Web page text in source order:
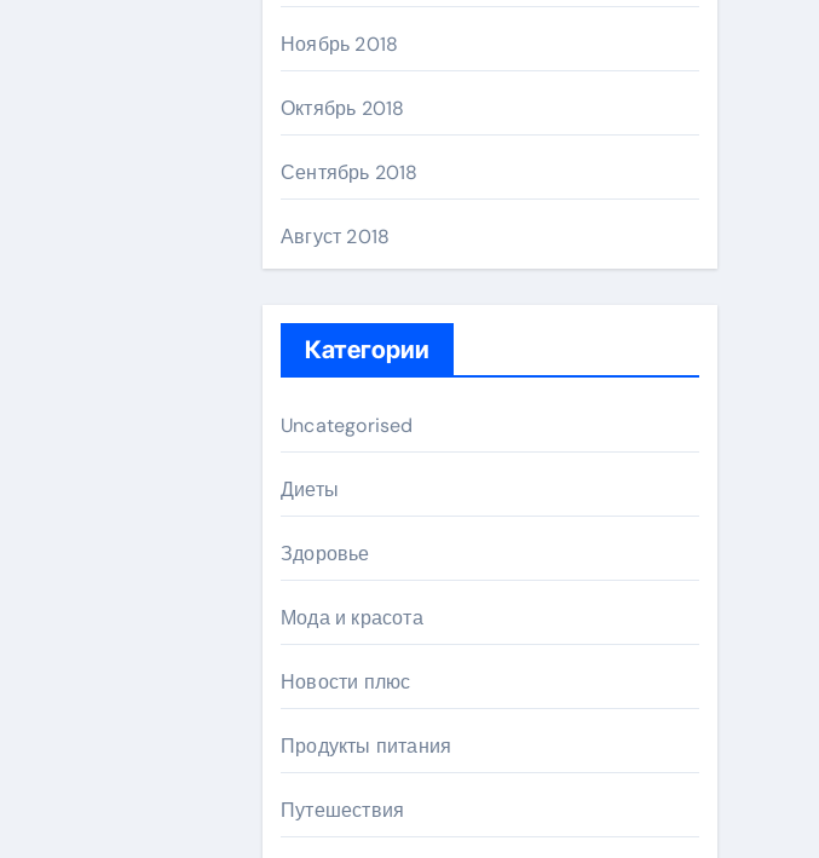
Ноябрь 2018
Октябрь 2018
Сентябрь 2018
Август 2018
Категории
Uncategorised
Диеты
Здоровье
Мода и красота
Новости плюс
Продукты питания
Путешествия